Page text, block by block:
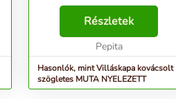
Részletek
Pepita
Hasonlók, mint Villáskapa kovácsolt
szögletes MUTA NYELEZETT